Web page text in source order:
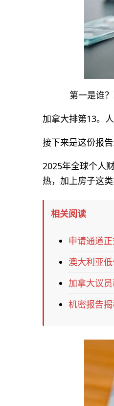
第一是谁
加拿大排第13。
接下来是这份报告
2025年全球个人
热，加上房子这
相关阅读
申请通道
澳大利亚
加拿大议
机密报告